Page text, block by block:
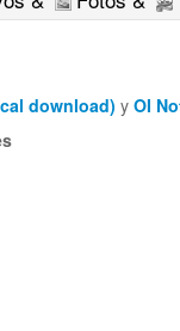
download) yOI